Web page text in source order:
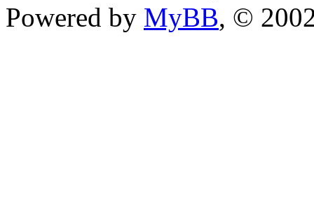
Powered by MyBB, ©